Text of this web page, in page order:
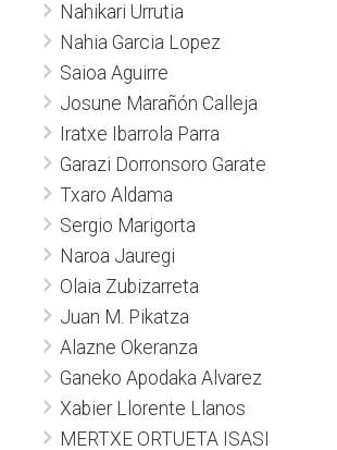
Nahikari Urrutia
Nahia Garcia Lopez
Saioa Aguirre
Josune Marañón Calleja
Iratxe Ibarrola Parra
Garazi Dorronsoro Garate
Txaro Aldama
Sergio Marigorta
Naroa Jauregi
Olaia Zubizarreta
Juan M. Pikatza
Alazne Okeranza
Ganeko Apodaka Alvarez
Xabier Llorente Llanos
MERTXE ORTUETA ISASI